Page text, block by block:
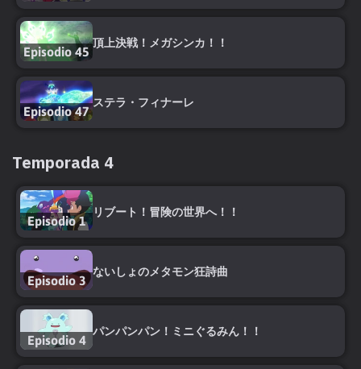
Episodio 45
頂上決戦！メガシンカ！！
Episodio 47
ステラ・フィナーレ
Temporada 4
Episodio 1
リブート！冒険の世界へ！！
Episodio 3
ないしょのメタモン狂詩曲
Episodio 4
パンパンパン！ミニぐるみん！！